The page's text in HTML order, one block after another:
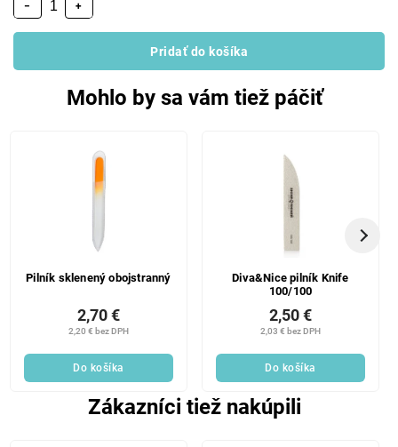
+
−
Pridať do košíka
Mohlo by sa vám tiež páčiť
Pilník sklenený obojstranný
2,20 € bez DPH
2,70 €
Do košíka
Diva&Nice pilník Knife
100/100
2,03 € bez DPH
2,50 €
Do košíka
Zákazníci tiež nakúpili